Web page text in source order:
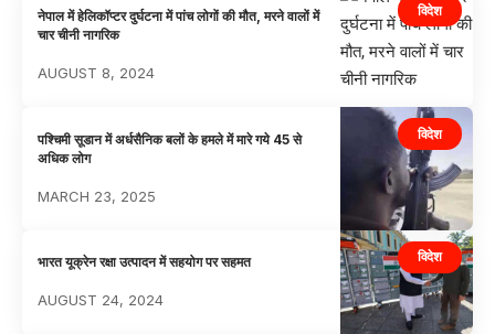
विदेश
नेपाल में हेलिकॉप्टर दुर्घटना में पांच लोगों की मौत, मरने वालों में
चार चीनी नागरिक
AUGUST 8, 2024
विदेश
पश्चिमी सूडान में अर्धसैनिक बलों के हमले में मारे गये 45 से
अधिक लोग
MARCH 23, 2025
विदेश
भारत यूक्रेन रक्षा उत्पादन में सहयोग पर सहमत
AUGUST 24, 2024